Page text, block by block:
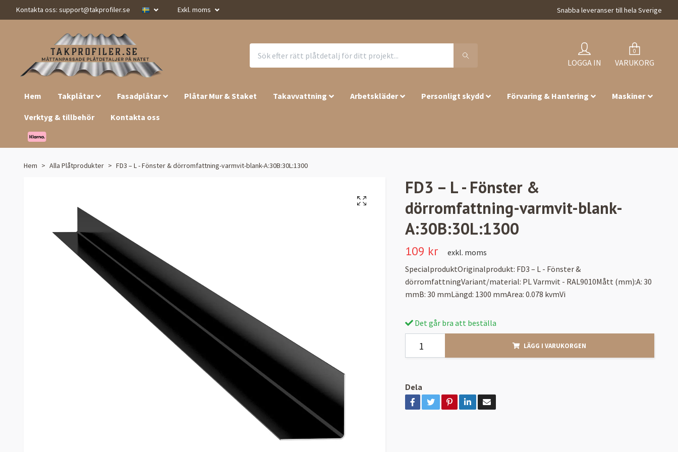
Kontakta oss: support@takprofiler.se Exkl. moms Snabba leveranser till hela Sverige
LOGGA IN
0
VARUKORG
Hem Takplåtar Fasadplåtar Plåtar Mur & Staket Takavvattning Arbetskläder Personligt skydd Förvaring & Hantering Maskiner
Verktyg & tillbehör Kontakta oss
Hem Alla Plåtprodukter FD3 – L - Fönster & dörromfattning-varmvit-blank-A:30B:30L:1300
FD3 – L - Fönster &
dörromfattning-varmvit-blank-
A:30B:30L:1300
109 kr
exkl. moms
SpecialproduktOriginalprodukt: FD3 – L - Fönster &
dörromfattningVariant/material: PL Varmvit - RAL9010Mått (mm):A: 30
mmB: 30 mmLängd: 1300 mmArea: 0.078 kvmVi
Det går bra att beställa
LÄGG I VARUKORGEN
Dela